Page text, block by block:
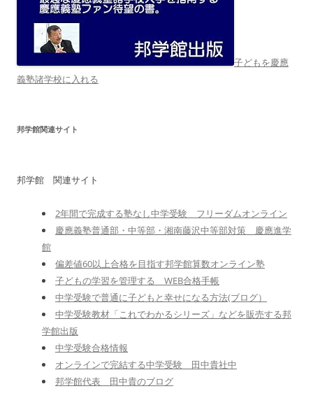
子どもを慶應
義塾諸学校に入れる
邦学館関連サイト
邦学館 関連サイト
2年間で完成する塾なし中学受験 フリーダムオンライン
慶應義塾普通部・中等部・湘南藤沢中等部対策 慶應進学
館
偏差値60以上合格を目指す邦学館算数オンライン塾
子どもの学習を管理する WEB合格手帳
中学受験で普通に子どもと幸せになる方法(ブログ）
中学受験教材「これでわかるシリーズ」などを販売する邦
学館出版
中学受験合格情報
オンラインで完結する中学受験 田中貴社中
邦学館代表 田中貴のブログ